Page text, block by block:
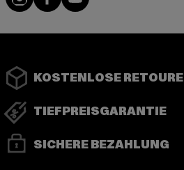
KOSTENLOSE RETOURE
TIEFPREISGARANTIE
SICHERE BEZAHLUNG